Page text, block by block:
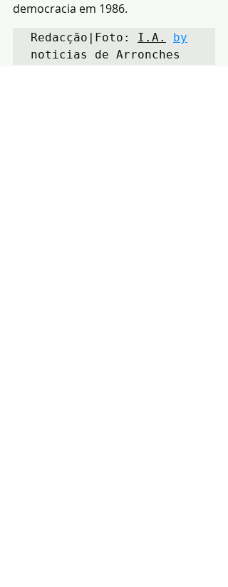
democracia em 1986.
Redacção|Foto: I.A.
by
noticias de Arronches